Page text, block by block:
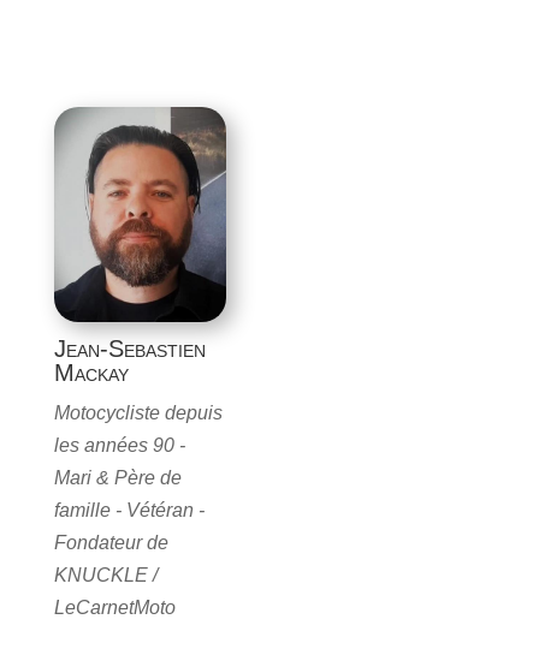
Jean-Sebastien
Mackay
Motocycliste depuis
les années 90 -
Mari & Père de
famille - Vétéran -
Fondateur de
KNUCKLE /
LeCarnetMoto